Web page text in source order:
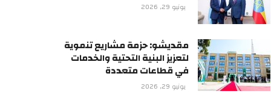
يونيو 29, 2026
مقديشو: حزمة مشاريع تنموية
لتعزيز البنية التحتية والخدمات
في قطاعات متعددة
يونيو 29, 2026